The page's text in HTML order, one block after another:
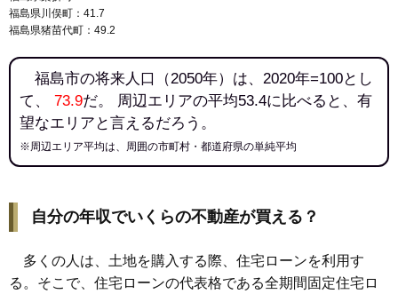
福島県川俣町：41.7
福島県猪苗代町：49.2
福島市の将来人口（2050年）は、2020年=100とし
て、 73.9だ。 周辺エリアの平均53.4に比べると、有
望なエリアと言えるだろう。
※周辺エリア平均は、周囲の市町村・都道府県の単純平均
自分の年収でいくらの不動産が買える？
多くの人は、土地を購入する際、住宅ローンを利用す
る。そこで、住宅ローンの代表格である全期間固定住宅ロ